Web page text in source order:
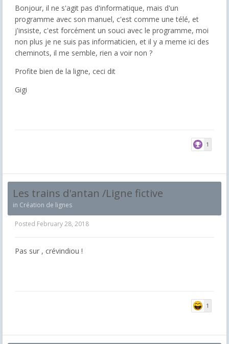
Bonjour, il ne s'agit pas d'informatique, mais d'un
programme avec son manuel, c'est comme une télé, et
j'insiste, c'est forcément un souci avec le programme, moi
non plus je ne suis pas informaticien, et il y a meme ici des
cheminots, il me semble, rien a voir non ?
Profite bien de la ligne, ceci dit
Gigi
1
Les trains d'antan /Ligne fictive
in Création de lignes
Posted February 28, 2018
Pas sur , crévindiou !
1